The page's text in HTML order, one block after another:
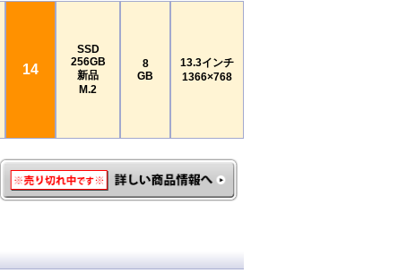
14
SSD
256GB
新品
M.2
8
GB
13.3インチ
1366×768